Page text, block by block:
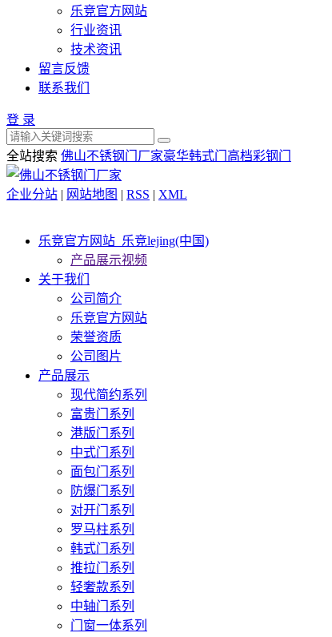
乐竞官方网站
行业资讯
技术资讯
留言反馈
联系我们
登 录
全站搜索 佛山不锈钢门厂家豪华韩式门 高档彩钢门
企业分站 | 网站地图 | RSS | XML
乐竞官方网站_乐竞lejing(中国)
产品展示视频
关于我们
公司简介
乐竞官方网站
荣誉资质
公司图片
产品展示
现代简约系列
富贵门系列
港版门系列
中式门系列
面包门系列
防爆门系列
对开门系列
罗马柱系列
韩式门系列
推拉门系列
轻奢款系列
中轴门系列
门窗一体系列